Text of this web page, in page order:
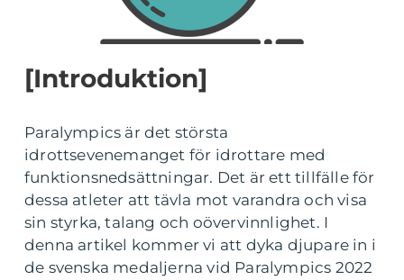
[Introduktion]
Paralympics är det största
idrottsevenemanget för idrottare med
funktionsnedsättningar. Det är ett tillfälle för
dessa atleter att tävla mot varandra och visa
sin styrka, talang och oövervinnlighet. I
denna artikel kommer vi att dyka djupare in i
de svenska medaljerna vid Paralympics 2022